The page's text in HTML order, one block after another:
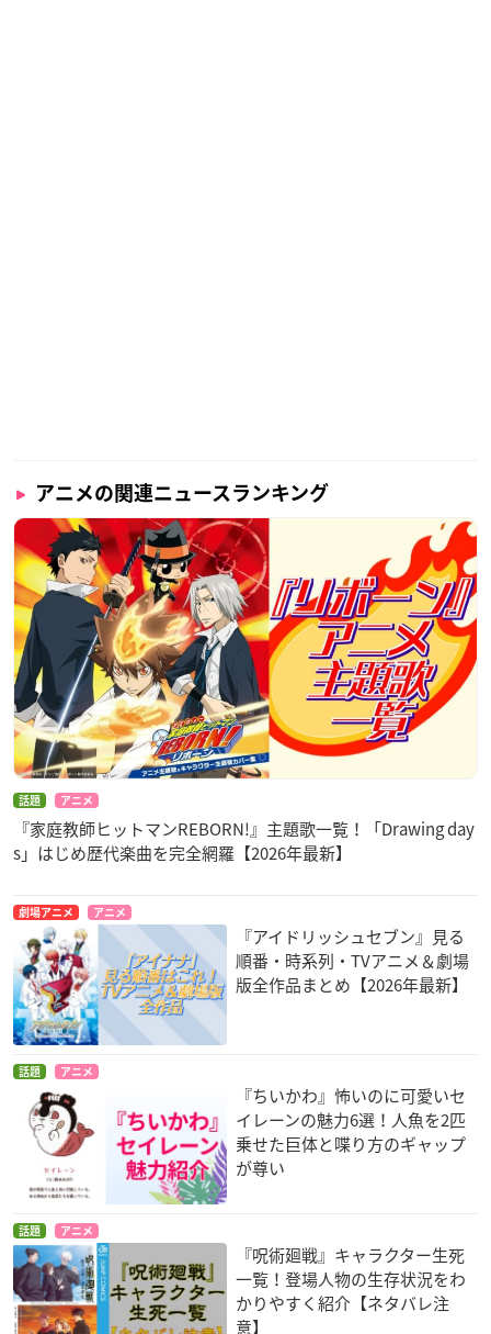
アニメの関連ニュースランキング
話題 アニメ
『家庭教師ヒットマンREBORN!』主題歌一覧！「Drawing day
s」はじめ歴代楽曲を完全網羅【2026年最新】
劇場アニメ アニメ
『アイドリッシュセブン』見る
順番・時系列・TVアニメ＆劇場
版全作品まとめ【2026年最新】
話題 アニメ
『ちいかわ』怖いのに可愛いセ
イレーンの魅力6選！人魚を2匹
乗せた巨体と喋り方のギャップ
が尊い
話題 アニメ
『呪術廻戦』キャラクター生死
一覧！登場人物の生存状況をわ
かりやすく紹介【ネタバレ注
意】